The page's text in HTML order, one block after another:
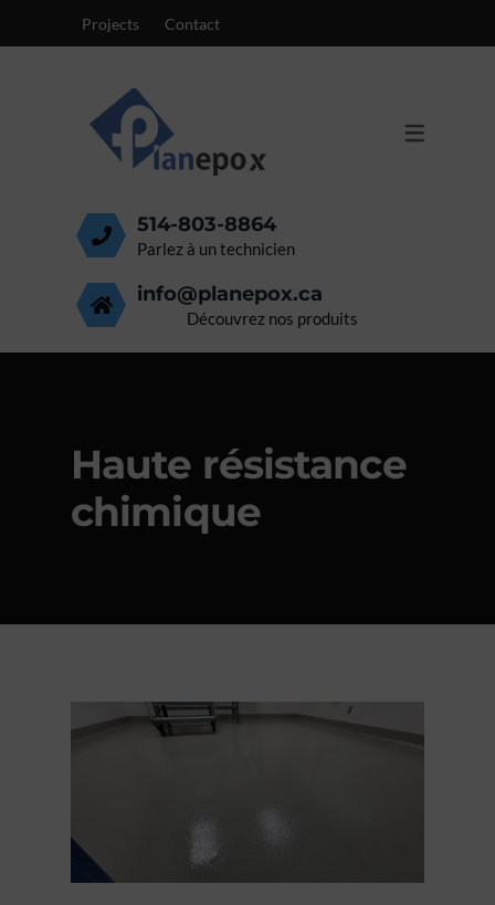
MEMBRANE DE STATIONNEMENT
PLANCHER CENTRES MÉDICAUX
PLANCHER ALIMENTAIRE
PLANCHER COMMERCIAL
ÉPOXY 100% SOLIDE
POLYURÉTHANE ET CIMENT
Projects Contact
514-803-8864
Parlez à un technicien
info@planepox.ca
Découvrez nos produits
Haute résistance
chimique